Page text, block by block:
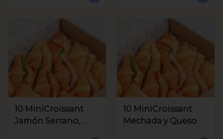
10 MiniCroissant
Jamón Serrano,
10 MiniCroissant
Mechada y Queso